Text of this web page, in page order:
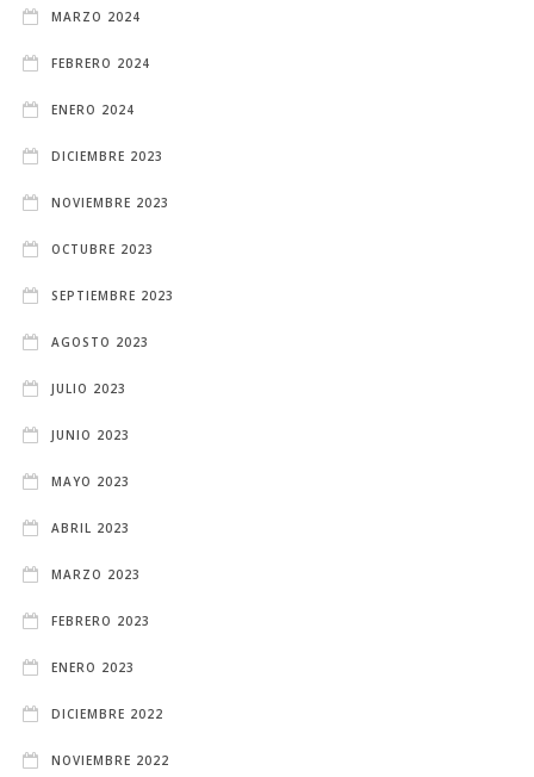
MARZO 2024
FEBRERO 2024
ENERO 2024
DICIEMBRE 2023
NOVIEMBRE 2023
OCTUBRE 2023
SEPTIEMBRE 2023
AGOSTO 2023
JULIO 2023
JUNIO 2023
MAYO 2023
ABRIL 2023
MARZO 2023
FEBRERO 2023
ENERO 2023
DICIEMBRE 2022
NOVIEMBRE 2022